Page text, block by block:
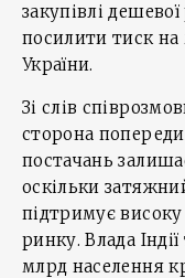
закупівлі
посилити тиск на
України.
Зі слів
сторона
постачань
оскільки
підтримує
ринку. Влада
млрд населення